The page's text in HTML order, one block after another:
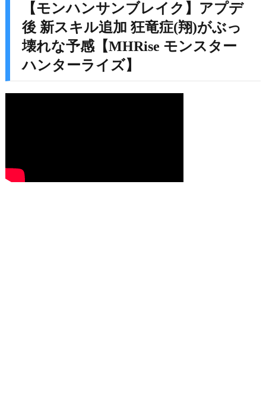
【モンハンサンブレイク】アプデ
後 新スキル追加 狂竜症(翔)がぶっ
壊れな予感【MHRise モンスター
ハンターライズ】